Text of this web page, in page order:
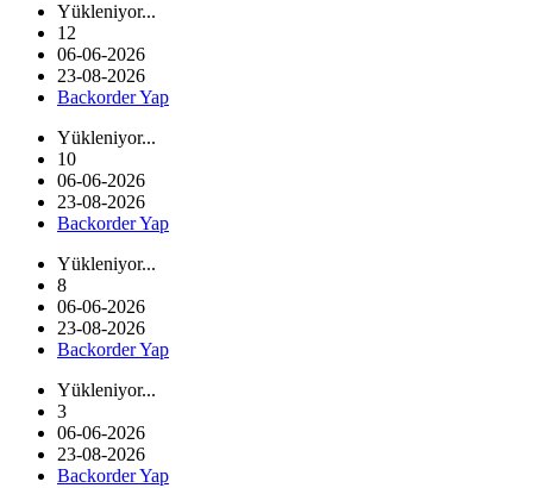
Yükleniyor...
12
06-06-2026
23-08-2026
Backorder Yap
Yükleniyor...
10
06-06-2026
23-08-2026
Backorder Yap
Yükleniyor...
8
06-06-2026
23-08-2026
Backorder Yap
Yükleniyor...
3
06-06-2026
23-08-2026
Backorder Yap